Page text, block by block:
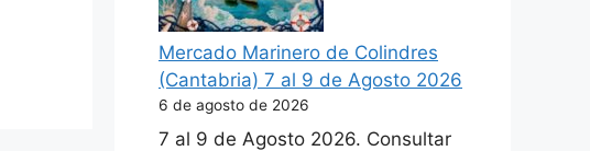
Mercado Marinero de Colindres
(Cantabria) 7 al 9 de Agosto 2026
6 de agosto de 2026
7 al 9 de Agosto 2026. Consultar